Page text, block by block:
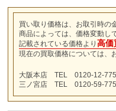
買い取り価格は、お取引時の
商品によっては、価格変動し
記載されている価格より 高価
現在の買取価格については、
大阪本店 TEL 0120-12-
三ノ宮店 TEL 0120-59-